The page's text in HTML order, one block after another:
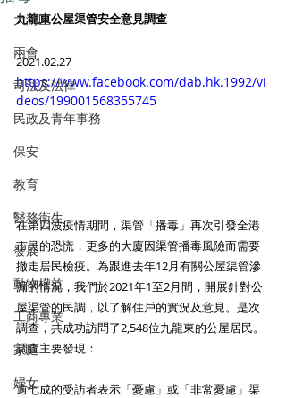
大灣區
兩會
司法及法律
民政及青年事務
保安
教育
醫務衛生
發展
動物權益
工商專業
家庭
婦女
九龍東公屋渠管安全意見調查
2021.02.27
https://www.facebook.com/dab.hk.1992/vi
deos/199001568355745
在第四波疫情期間，渠管「播毒」再次引發全港
市民的恐慌，更多的大廈因渠管播毒風險而需要
撤走居民檢疫。為跟進去年12月有關公屋渠管滲
漏的情況，我們於2021年1至2月間，開展針對公
屋渠管的民調，以了解住戶的實況及意見。是次
調查，共成功訪問了2,548位九龍東的公屋居民。
調查主要發現：
逾七成的受訪者表示「憂慮」或「非常憂慮」渠